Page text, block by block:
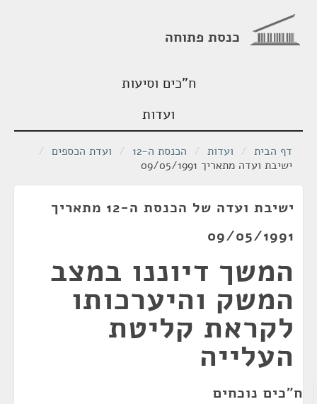
כנסת פתוחה
ח"כים וסיעות
ועדות
דף הבית / ועדות / הכנסת ה-12 / ועדת הכספים /
ישיבת ועדה מתאריך 09/05/1991
ישיבת ועדה של הכנסת ה-12 מתאריך
09/05/1991
המשך דיוננו במצב
המשק והיערכותו
לקראת קליטת
העלייה
ח"כים נוכחים